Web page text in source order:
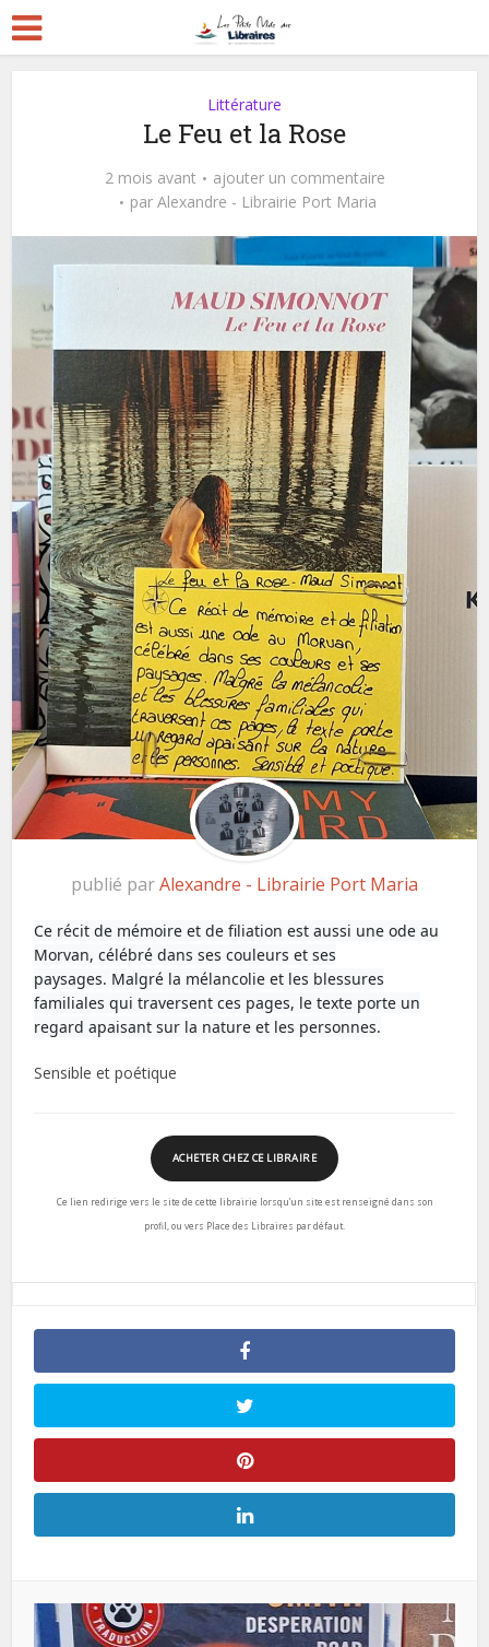
Littérature
Le Feu et la Rose
2 mois avant
ajouter un commentaire
par Alexandre - Librairie Port Maria
publié parAlexandre - Librairie Port Maria
Ce récit de mémoire et de filiation est aussi une ode au
Morvan, célébré dans ses couleurs et ses
paysages. Malgré la mélancolie et les blessures
familiales qui traversent ces pages, le texte porte un
regard apaisant sur la nature et les personnes.
Sensible et poétique
ACHETER CHEZ CE LIBRAIRE
Ce lien redirige vers le site de cette librairie lorsqu’un site est renseigné dans son
profil, ou vers Place des Libraires par défaut.